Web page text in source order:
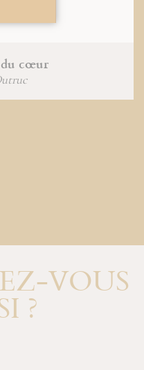
cœur
VOUS
?